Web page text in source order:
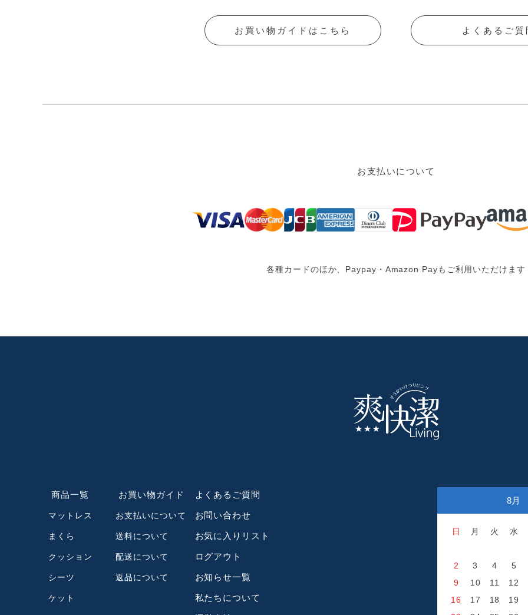
お買い物ガイドはこちら よくあるご質
お支払いについて
各種カードのほか、Paypay・Amazon Payもご利用いただけます
商品一覧
マットレス
まくら
クッション
シーツ
ケット
お買い物ガイド
お支払いについて
送料について
配送について
返品について
よくあるご質問
お問い合わせ
お気に入りリスト
ログアウト
お知らせ一覧
私たちについて
8月
日 月 火 水
2 3 4
5
9
10 11 12
16
17 18 19